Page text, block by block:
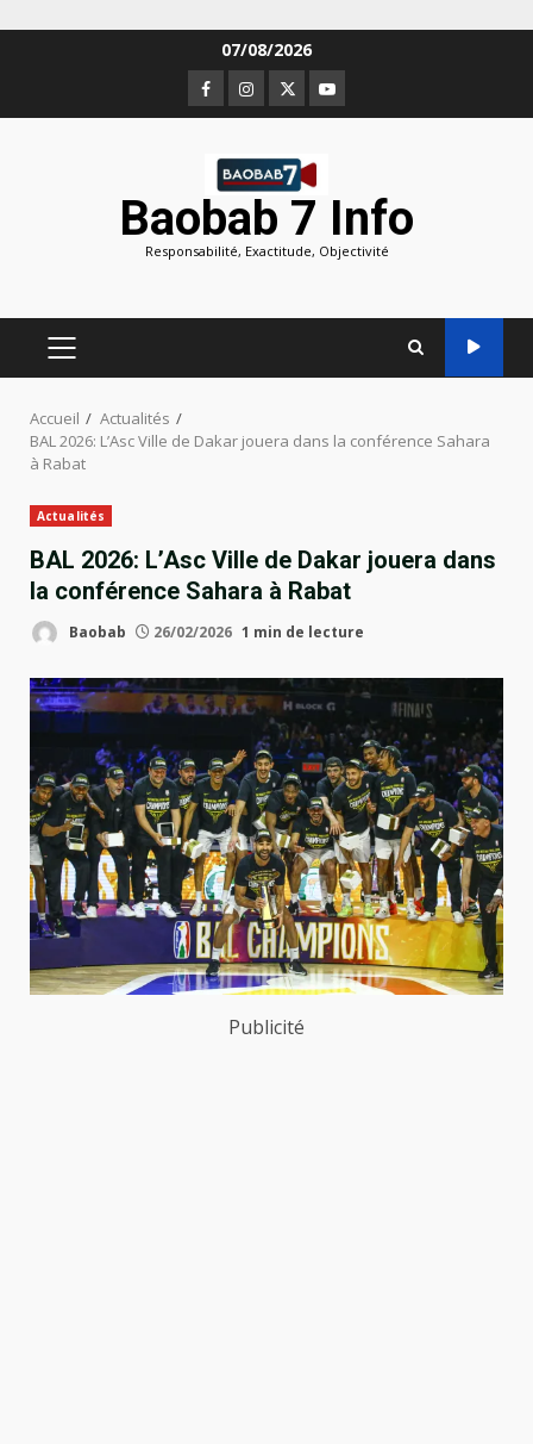
07/08/2026
Facebook
Instagram
TwitterYoutube
Baobab 7 Info
Responsabilité, Exactitude, Objectivité
MENU
PRINCIPAL
Accueil
Actualités
BAL 2026: L’Asc Ville de Dakar jouera dans la conférence Sahara
à Rabat
Actualités
BAL 2026: L’Asc Ville de Dakar jouera dans
la conférence Sahara à Rabat
Baobab 26/02/2026 1 min de lecture
Publicité